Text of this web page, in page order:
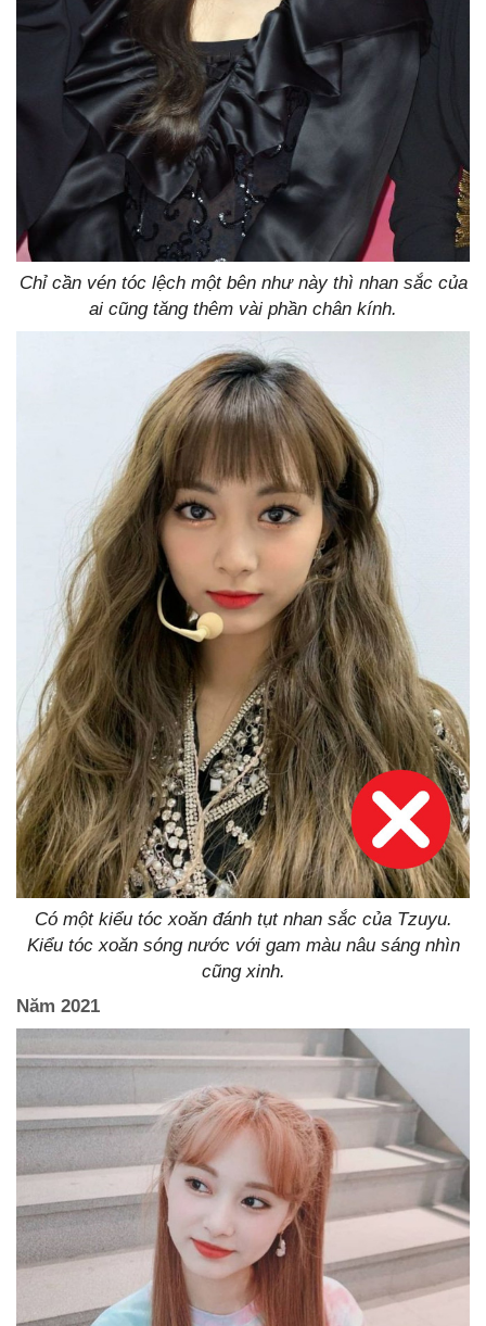
Chỉ cần vén tóc lệch một bên như này thì nhan sắc của
ai cũng tăng thêm vài phần chân kính.
Có một kiểu tóc xoăn đánh tụt nhan sắc của Tzuyu.
Kiểu tóc xoăn sóng nước với gam màu nâu sáng nhìn
cũng xinh.
Năm 2021